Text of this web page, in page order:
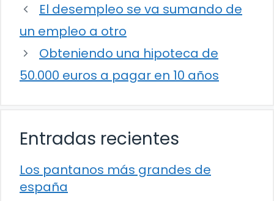
El desempleo se va sumando de
un empleo a otro
Obteniendo una hipoteca de
50.000 euros a pagar en 10 años
Entradas recientes
Los pantanos más grandes de
españa